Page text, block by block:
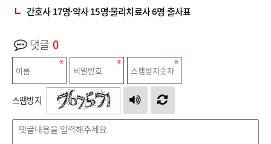
간호사 17명·약사 15명·물리치료사 6명 출사표
댓글 0
스팸방지